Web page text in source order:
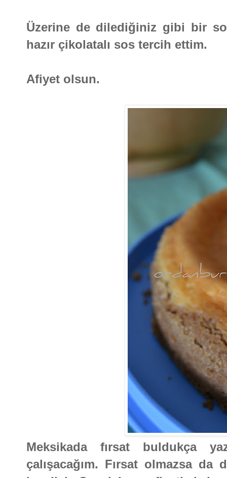
Üzerine de dilediğiniz gibi bir
hazır çikolatalı sos tercih ettim.
Afiyet olsun.
Meksikada fırsat buldukça
çalışacağım. Fırsat olmazsa